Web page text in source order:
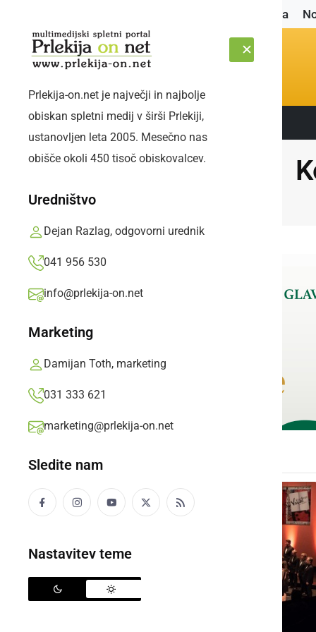
Naslovnica
ČETRTEK, 6. AVGUST 2026 Sledite nam:
Prlekija-on.net je največji in najbolje
obiskan spletni medij v širši Prlekiji,
ustanovljen leta 2005. Mesečno nas
obišče okoli 450 tisoč obiskovalcev.
Uredništvo
Dejan Razlag, odgovorni urednik
041 956 530
info@prlekija-on.net
Marketing
Damijan Toth, marketing
031 333 621
marketing@prlekija-on.net
Sledite nam
Nastavitev teme